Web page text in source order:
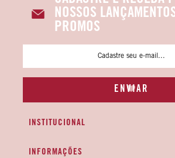
NOSSOS
PROMOS
INSTITUCIONAL
INFORMAÇÕES